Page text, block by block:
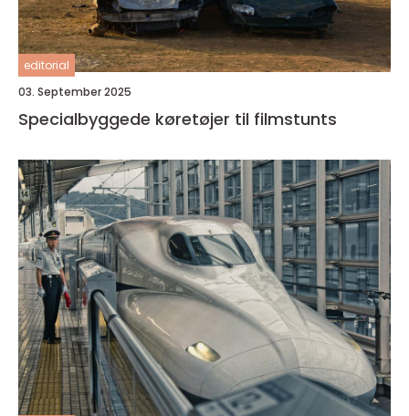
editorial
03. September 2025
Specialbyggede køretøjer til filmstunts